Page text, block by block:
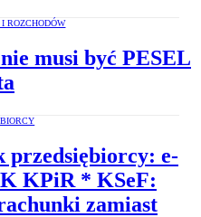
ROZCHODÓW
musi być PESEL
przedsiębiorcy: e-
KPiR * KSeF:
zamiast